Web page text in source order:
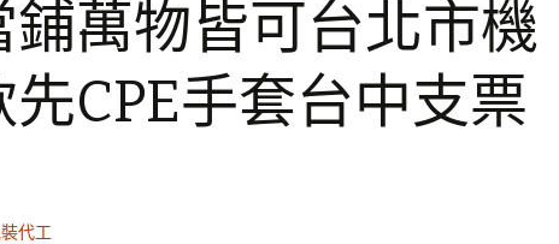
鋪萬物皆可台北市機
CPE手套台中支票
代工